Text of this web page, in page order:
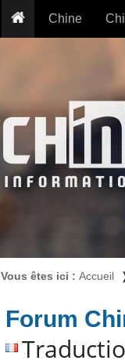
Chine
Conseils
Plantes
Cuisine
Vous êtes ici : Accueil
Forum